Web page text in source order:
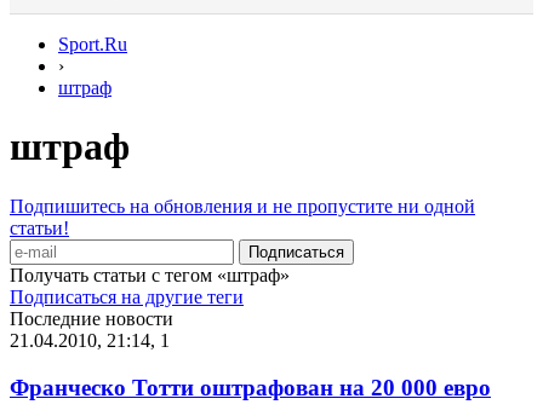
Sport.Ru
›
штраф
штраф
Подпишитесь на обновления и не пропустите ни одной
статьи!
Получать статьи с тегом «штраф»
Подписаться на другие теги
Последние новости
21.04.2010, 21:14, 1
Франческо Тотти оштрафован на 20 000 евро